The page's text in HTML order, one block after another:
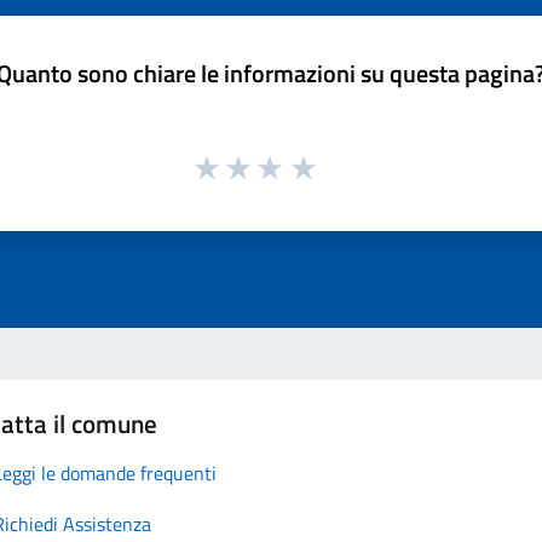
sono chiare le informazioni su questa
il comune
le domande frequenti
Assistenza